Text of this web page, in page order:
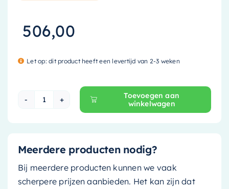
506,00
Let op: dit product heeft een levertijd van 2-3 weken
Mondiaz EASY Nis - 89.5x29.5cm - solid
Toevoegen aan
winkelwagen
Meerdere producten nodig?
Bij meerdere producten kunnen we vaak
scherpere prijzen aanbieden. Het kan zijn dat